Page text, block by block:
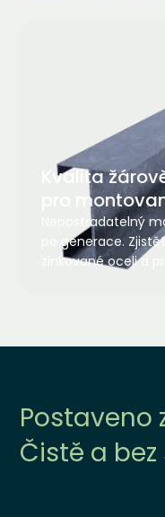
Kvalita
pro
Nepostradatelný
po generace.
zinkované oceli a
Postaveno
Čistě a